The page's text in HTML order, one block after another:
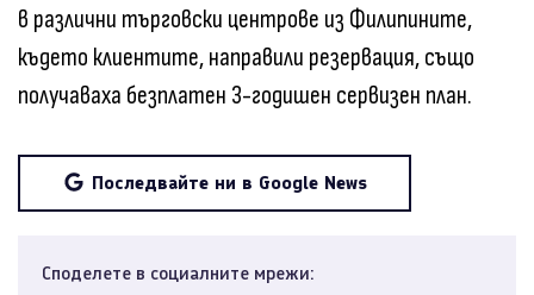
в различни търговски центрове из Филипините,
където клиентите, направили резервация, също
получаваха безплатен 3-годишен сервизен план.
Последвайте ни в Google News
Споделете в социалните мрежи: